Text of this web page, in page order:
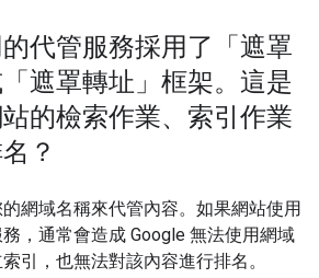
代管服務採用了「遮罩
遮罩轉址」框架。這是
的檢索作業、索引作業
？
網域名稱來代管內容。如果網站使用
，通常會造成 Google 無法使用網域
引，也無法對該內容進行排名。